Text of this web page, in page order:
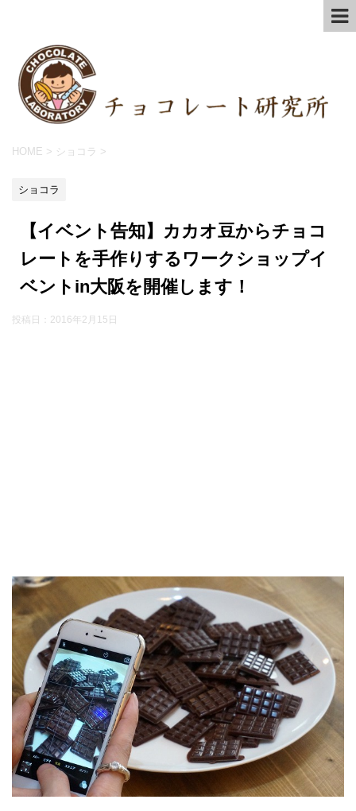
HOME > ショコラ >
ショコラ
【イベント告知】カカオ豆からチョコ
レートを手作りするワークショップイ
ベントin大阪を開催します！
投稿日： 2016年2月15日